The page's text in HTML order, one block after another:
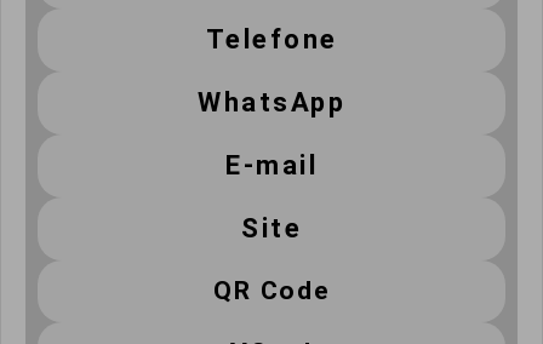
Telefone
WhatsApp
E-mail
Site
QR Code